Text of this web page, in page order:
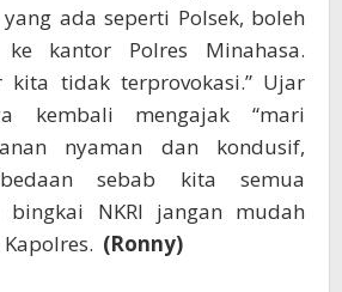
ada seperti Polsek, boleh
kantor Polres Minahasa.
kita tidak terprovokasi.” Ujar
kembali mengajak “mari
nyaman dan kondusif,
sebab kita semua
NKRI jangan mudah
Kapolres. (Ronny)